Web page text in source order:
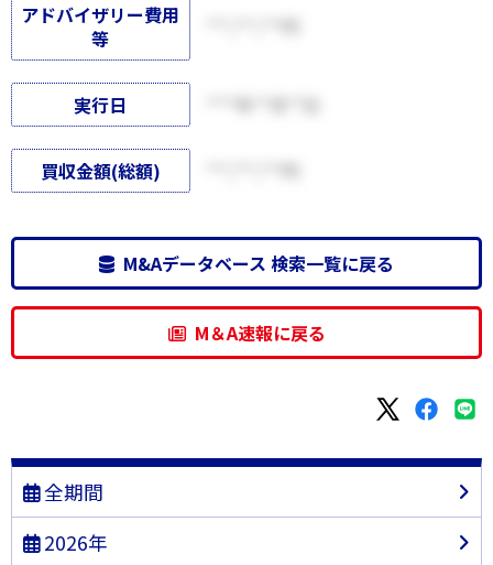
アドバイザリー費用
等
実行日
買収金額(総額)
M&Aデータベース 検索一覧に戻る
M＆A速報に戻る
全期間
2026年